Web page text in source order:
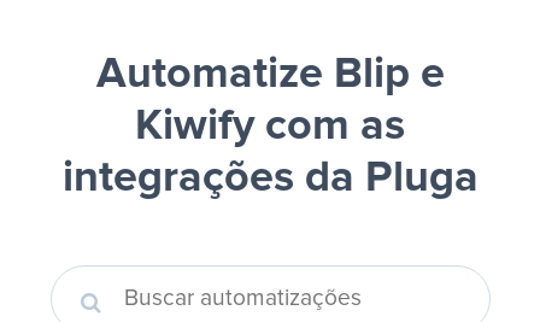
Automatize Blip e
Kiwifycom as
integrações da Pluga